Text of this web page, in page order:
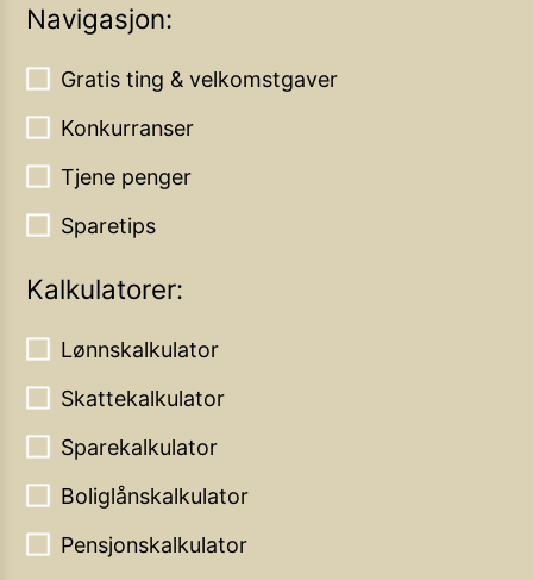
Navigasjon:
Gratis ting & velkomstgaver
Konkurranser
Tjene penger
Sparetips
Kalkulatorer:
Lønnskalkulator
Skattekalkulator
Sparekalkulator
Boliglånskalkulator
Pensjonskalkulator